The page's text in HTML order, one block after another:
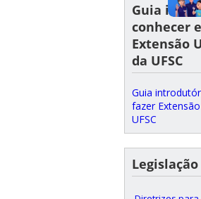
Guia
conhecer
Extensão
da UFSC
Guia
fazer
UFSC
Legislação